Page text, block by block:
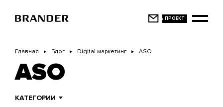
основному
Главная Блог Digital маркетинг ASO
ASO
КАТЕГОРИИ